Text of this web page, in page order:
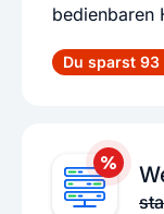
bedienbaren
Du sparst 93